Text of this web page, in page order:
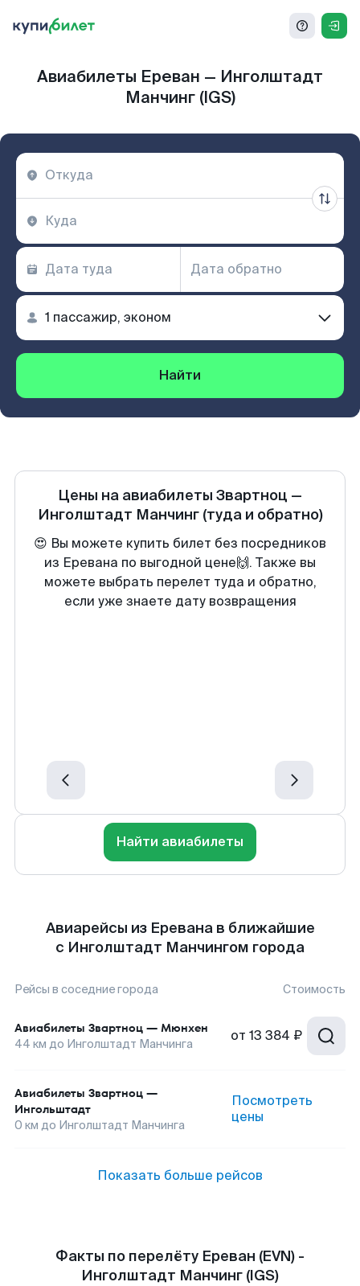
Авиабилеты Ереван — Инголштадт
Манчинг (IGS)
Найти
Цены на авиабилеты Звартноц —
Инголштадт Манчинг (туда и обратно)
😍 Вы можете купить билет без посредников
из Еревана по выгодной цене🙌. Также вы
можете выбрать перелет туда и обратно,
если уже знаете дату возвращения
Найти авиабилеты
Авиарейсы из Еревана в ближайшие
с Инголштадт Манчингом города
Рейсы в соседние города Стоимость
Авиабилеты Звартноц — Мюнхен
44 км до Инголштадт Манчинга от 13 384 ₽
Авиабилеты Звартноц —
Ингольштадт
0 км до Инголштадт Манчинга
Посмотреть
цены
Показать больше рейсов
Факты по перелёту Ереван (EVN) -
Инголштадт Манчинг (IGS)